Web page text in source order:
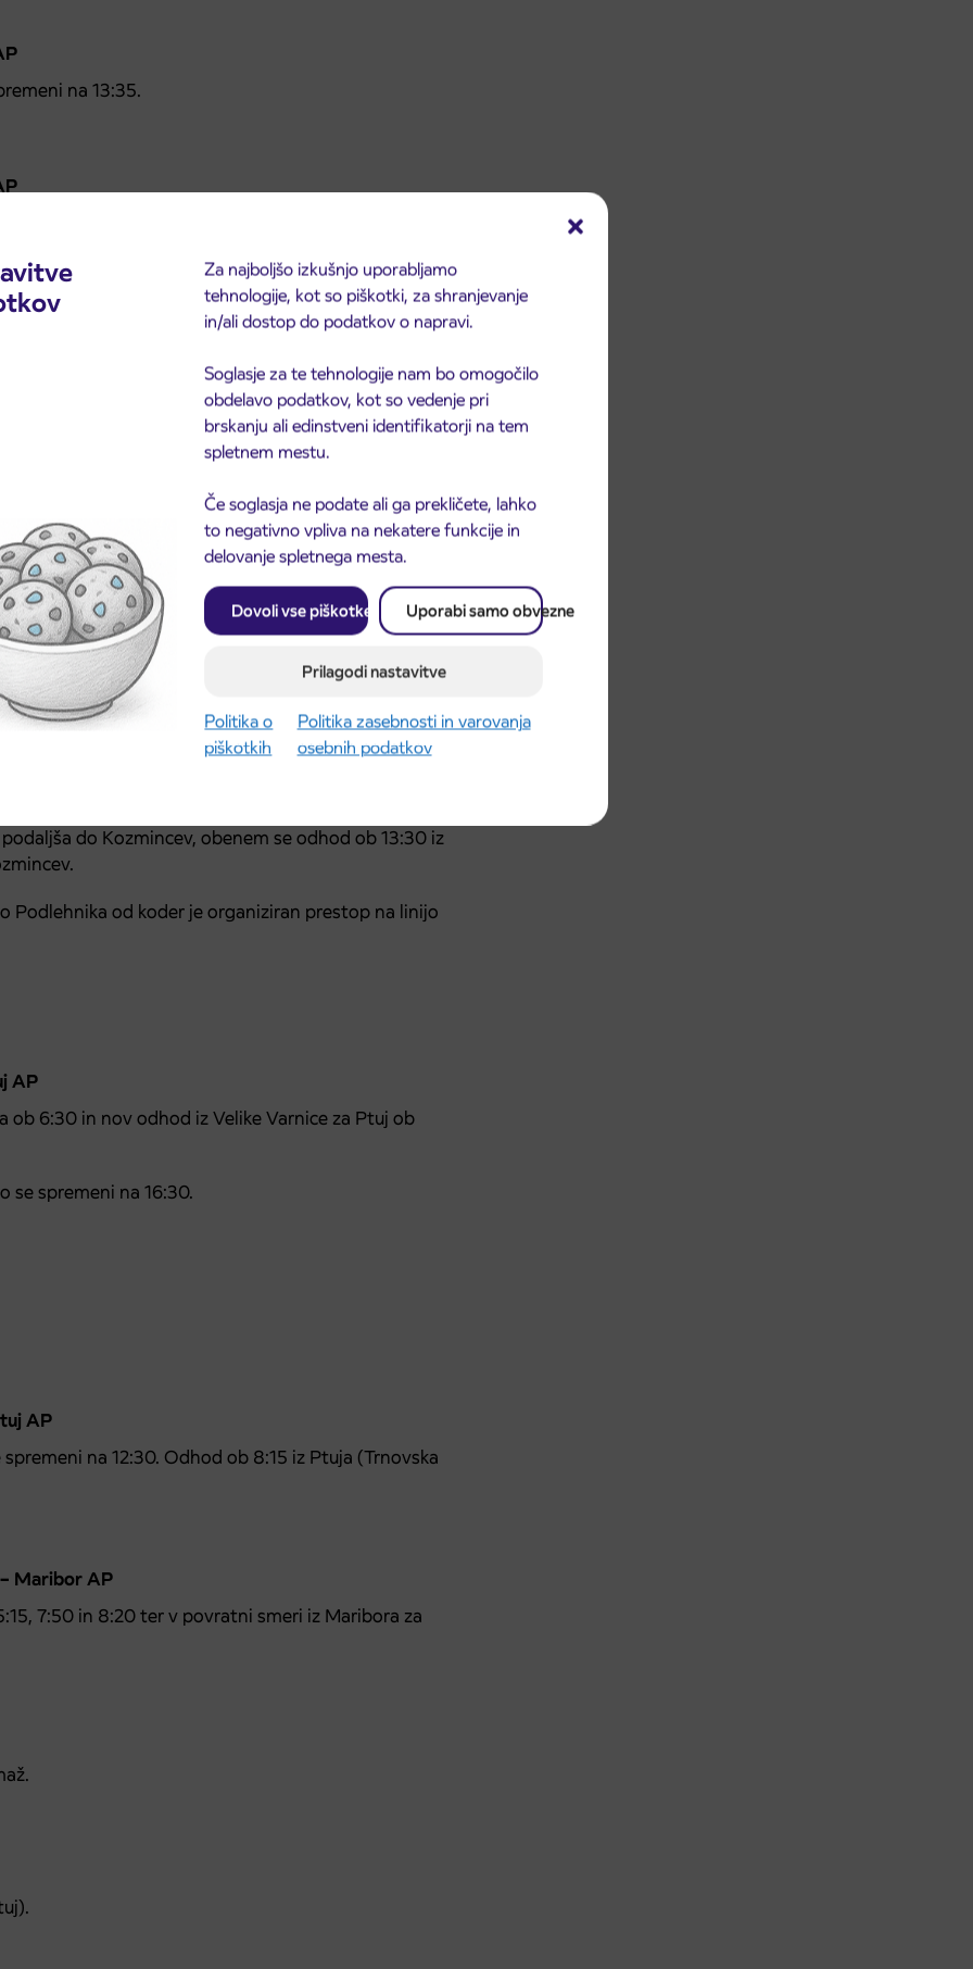
Za najboljšo izkušnjo uporabljamo
tehnologije, kot so piškotki, za shranjevanje
in/ali dostop do podatkov o napravi.
Soglasje za te tehnologije nam bo omogočilo
obdelavo podatkov, kot so vedenje pri
brskanju ali edinstveni identifikatorji na tem
spletnem mestu.
Če soglasja ne podate ali ga prekličete, lahko
to negativno vpliva na nekatere funkcije in
delovanje spletnega mesta.
Dovoli vse piškotke Uporabi samo obvezne
Prilagodi nastavitve
Politika o
piškotkih
Politika zasebnosti in varovanja
osebnih podatkov
na 13:35.
na 13:35.
in povratek iz Spodnjega Dupleka za Ptuj ob 11:25.
Maribor AP
7:50 in 8:20 ter v povratni smeri iz Maribora za
na 12:05.
na 9:00.
na 16:30.
do Kozmincev, obenem se odhod ob 13:30 iz
Podlehnika od koder je organiziran prestop na linijo
AP
ob 6:30 in nov odhod iz Velike Varnice za Ptuj ob
se spremeni na 16:30.
AP
na 12:30. Odhod ob 8:15 iz Ptuja (Trnovska
Maribor AP
7:50 in 8:20 ter v povratni smeri iz Maribora za